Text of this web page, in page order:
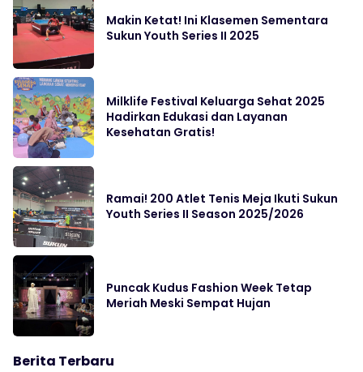
Makin Ketat! Ini Klasemen Sementara
Sukun Youth Series II 2025
Milklife Festival Keluarga Sehat 2025
Hadirkan Edukasi dan Layanan
Kesehatan Gratis!
Ramai! 200 Atlet Tenis Meja Ikuti Sukun
Youth Series II Season 2025/2026
Puncak Kudus Fashion Week Tetap
Meriah Meski Sempat Hujan
Berita Terbaru